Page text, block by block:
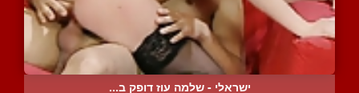
ישראלי - שלמה עוז דופק ב...